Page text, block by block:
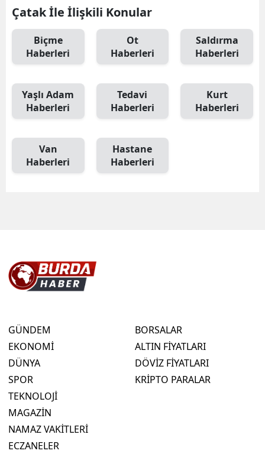
Çatak İle İlişkili Konular
Biçme
Haberleri
Ot
Haberleri
Saldırma
Haberleri
Yaşlı Adam
Haberleri
Tedavi
Haberleri
Kurt
Haberleri
Van
Haberleri
Hastane
Haberleri
GÜNDEM
EKONOMİ
DÜNYA
SPOR
TEKNOLOJİ
MAGAZİN
NAMAZ VAKİTLERİ
ECZANELER
BORSALAR
ALTIN FİYATLARI
DÖVİZ FİYATLARI
KRİPTO PARALAR